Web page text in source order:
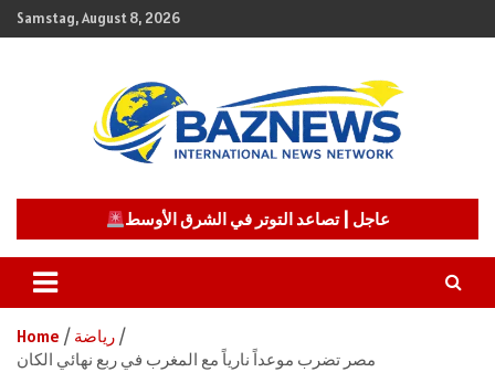
Skip
to
Samstag, August 8, 2026
BAZNEWS
عاجل | تصاعد التوتر في الشرق الأوسط
Home
رياضة
مصر تضرب موعداً نارياً مع المغرب في ربع نهائي الكان